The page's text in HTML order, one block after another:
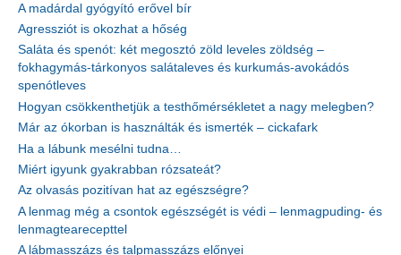
A madárdal gyógyító erővel bír
Agressziót is okozhat a hőség
Saláta és spenót: két megosztó zöld leveles zöldség –
fokhagymás-tárkonyos salátaleves és kurkumás-avokádós
spenótleves
Hogyan csökkenthetjük a testhőmérsékletet a nagy melegben?
Már az ókorban is használták és ismerték – cickafark
Ha a lábunk mesélni tudna…
Miért igyunk gyakrabban rózsateát?
Az olvasás pozitívan hat az egészségre?
A lenmag még a csontok egészségét is védi – lenmagpuding- és
lenmagtearecepttel
A lábmasszázs és talpmasszázs előnyei